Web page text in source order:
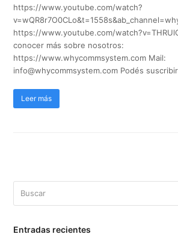
https://www.youtube.com/watch?
https://www.youtube.com/
conocer más sobre nosotros:
https://www.whycommsystem.com Mail:
info@whycommsystem.com Podés
Leer más
Entradas recientes